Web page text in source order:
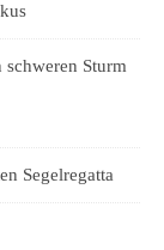
Sturm
Segelregatta